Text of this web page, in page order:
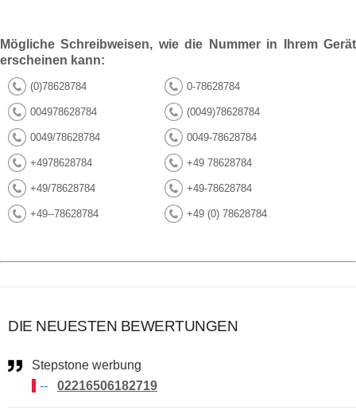
Mögliche Schreibweisen, wie die Nummer in Ihrem Gerät
erscheinen kann:
(0)78628784 0-78628784
004978628784 (0049)78628784
0049/78628784 0049-78628784
+4978628784 +49 78628784
+49/78628784 +49-78628784
+49--78628784 +49 (0) 78628784
DIE NEUESTEN BEWERTUNGEN
Stepstone werbung
--
02216506182719